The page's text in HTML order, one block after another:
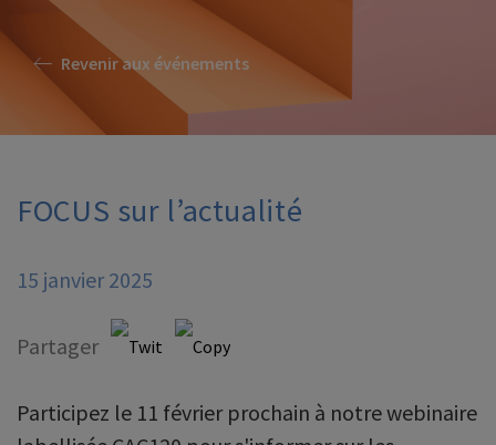
Revenir aux événements
FOCUS sur l’actualité
15 janvier 2025
Partager
Participez le 11 février prochain à notre webinaire